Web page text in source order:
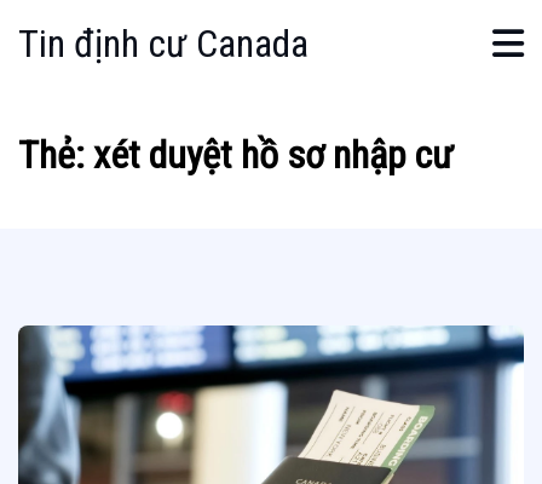
Tin định cư Canada
Thẻ:xét duyệt hồ sơ nhập cư